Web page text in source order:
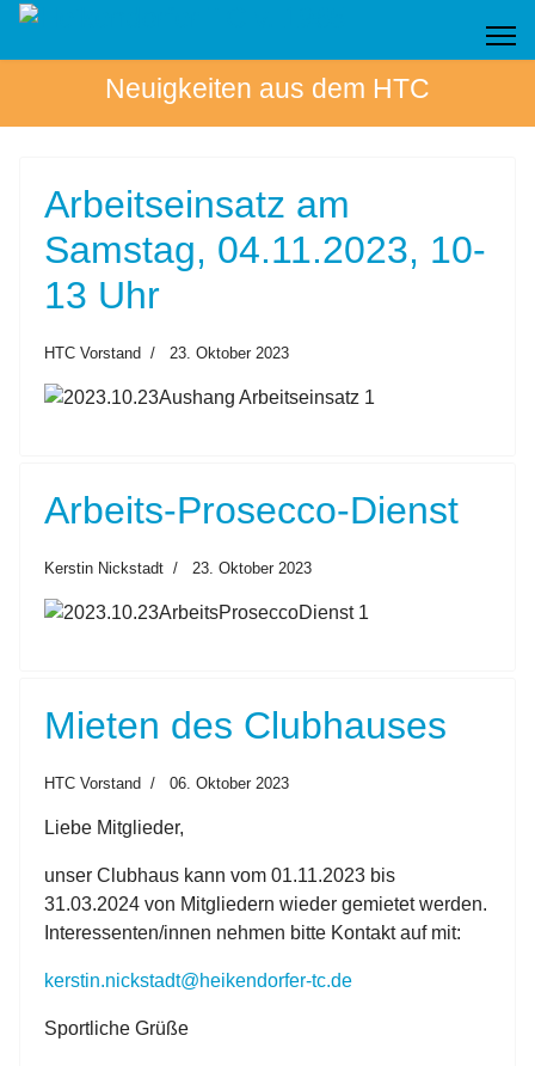
Neuigkeiten aus dem HTC
Arbeitseinsatz am
Samstag, 04.11.2023, 10-
13 Uhr
HTC Vorstand 23. Oktober 2023
Arbeits-Prosecco-Dienst
Kerstin Nickstadt 23. Oktober 2023
Mieten des Clubhauses
HTC Vorstand 06. Oktober 2023
Liebe Mitglieder,
unser Clubhaus kann vom 01.11.2023 bis
31.03.2024 von Mitgliedern wieder gemietet werden.
Interessenten/innen nehmen bitte Kontakt auf mit:
kerstin.nickstadt@heikendorfer-tc.de
Sportliche Grüße